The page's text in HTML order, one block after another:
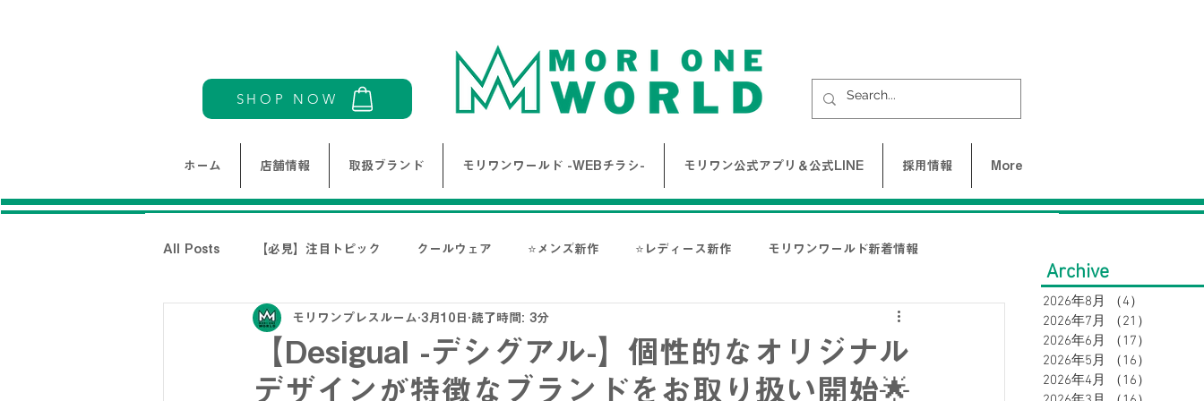
SHOP NOW
ホーム 店舗情報 取扱ブランド モリワンワールド -WEBチラシ- モリワン公式アプリ＆公式LINE 採用情報 More
All Posts 【必見】注目トピック クールウェア ⭐メンズ新作 ⭐レディース新作 モリワンワールド新着情報
モリワンワールドレディース新着情報 Bigワールド新着情報
THE NORTH FACE-ノースフェイス- NANGA go slow caravan 1PIU1UGUALE3 RELAX
【Desigual -デシグアル-】個性的なオリジナル
デザインが特徴なブランドをお取り扱い開始🌟
モリワンプレスルーム 3月10日 読了時間: 3分
Archive
2026年8月 （4）
2026年7月
（21）
2026年6月
（17）
2026年5月
（16）
2026年4月
（16）